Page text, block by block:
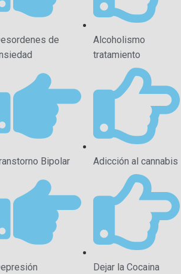
de
Bipolar
Alcoholismo
tratamiento
Adicción al cannabis
Dejar la Cocaina